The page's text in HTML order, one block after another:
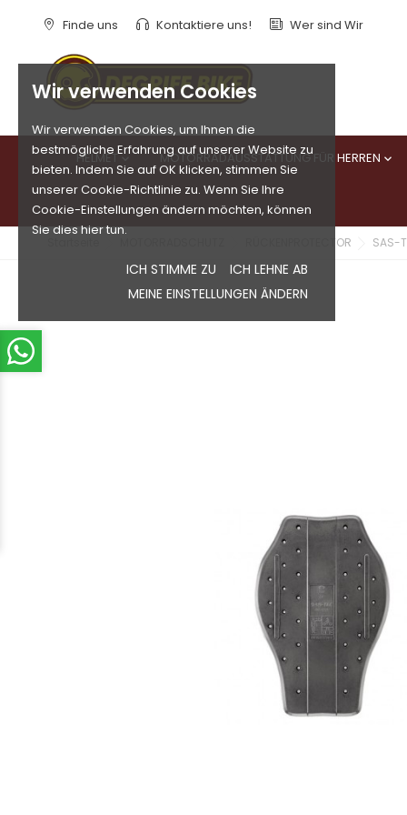
Wir verwenden Cookies
Wir verwenden Cookies, um Ihnen die
bestmögliche Erfahrung auf unserer Website zu
bieten. Indem Sie auf OK klicken, stimmen Sie
unserer Cookie-Richtlinie zu. Wenn Sie Ihre
Cookie-Einstellungen ändern möchten, können
Sie dies hier tun.
ICH STIMME ZU
ICH LEHNE AB
MEINE EINSTELLUNGEN ÄNDERN
Finde uns Kontaktiere uns! Wer sind Wir
HELMET MOTORRADAUSSTATTUNG FÜR HERREN 
RÜCKENPROTECTOR SAS-